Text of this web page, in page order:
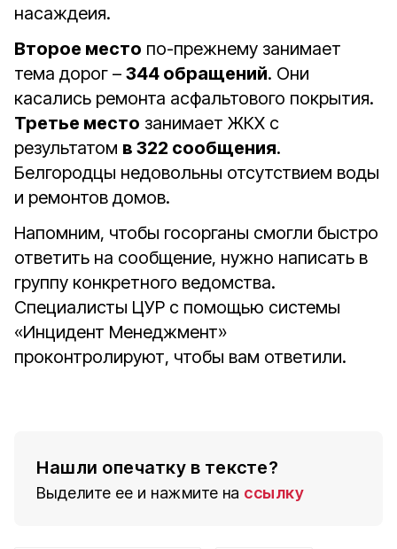
насаждеия.
Второе место по-прежнему занимает
тема дорог – 344 обращений. Они
касались ремонта асфальтового покрытия.
Третье место занимает ЖКХ с
результатом в 322 сообщения.
Белгородцы недовольны отсутствием воды
и ремонтов домов.
Напомним, чтобы госорганы смогли быстро
ответить на сообщение, нужно написать в
группу конкретного ведомства.
Специалисты ЦУР с помощью системы
«Инцидент Менеджмент»
проконтролируют, чтобы вам ответили.
Нашли опечатку в тексте?
Выделите ее и нажмите на ссылку